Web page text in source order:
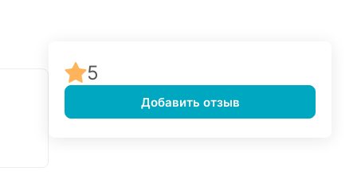
5
Добавить отзыв